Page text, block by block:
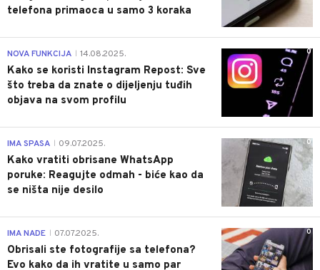
telefona primaoca u samo 3 koraka
0
NOVA FUNKCIJA 14.08.2025.
Kako se koristi Instagram Repost: Sve
što treba da znate o dijeljenju tuđih
objava na svom profilu
0
IMA SPASA 09.07.2025.
Kako vratiti obrisane WhatsApp
poruke: Reagujte odmah - biće kao da
se ništa nije desilo
0
IMA NADE 07.07.2025.
Obrisali ste fotografije sa telefona?
Evo kako da ih vratite u samo par